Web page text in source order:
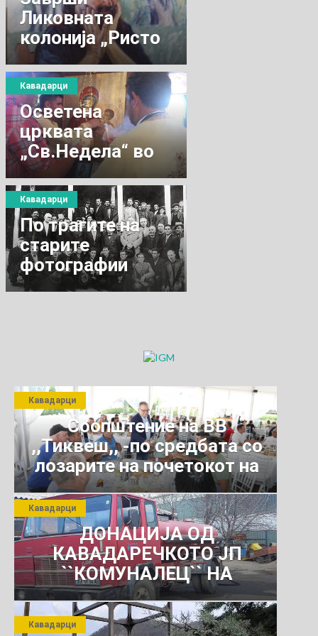
Ликовната
колонија „Ристо
Соколов Сокол“
Осветенa
црквата
„Св.Недела“ во
село Брушани
Кавадарци
По трагите на
старите
фотографии
Кавадарци
Соопштение на ВВ
,,Тиквеш,, -по средбата со
лозарите на почетокот на
јули 2026 г.
Кавадарци
ДОНАЦИЈА ОД
КАВАДАРЕЧКОТО ЈП
``КОМУНАЛЕЦ`` НА
РОСОМАНСКОТО ЈАВНО
ПРЕТПРИЈАТИЕ ЗА
Кавадарци
Кавадарци